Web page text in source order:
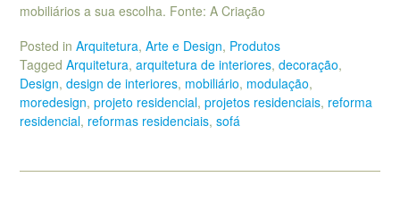
mobiliários a sua escolha. Fonte: A Criação
Posted in Arquitetura, Arte e Design, Produtos
Tagged Arquitetura, arquitetura de interiores, decoração,
Design, design de interiores, mobiliário, modulação,
moredesign, projeto residencial, projetos residenciais, reforma
residencial, reformas residenciais, sofá